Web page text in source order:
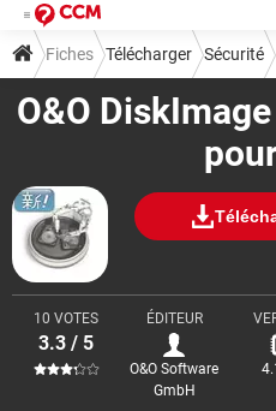
O&O
10 VOTES
3.3 / 5
ÉDITEUR
O&O Software
GmbH
Fiches Télécharger Sécurité